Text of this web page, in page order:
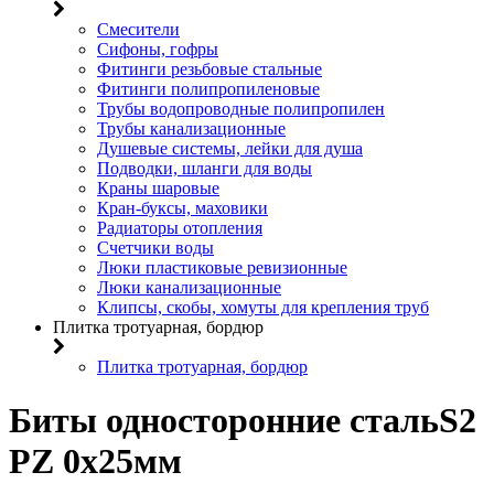
Смесители
Сифоны, гофры
Фитинги резьбовые стальные
Фитинги полипропиленовые
Трубы водопроводные полипропилен
Трубы канализационные
Душевые системы, лейки для душа
Подводки, шланги для воды
Краны шаровые
Кран-буксы, маховики
Радиаторы отопления
Счетчики воды
Люки пластиковые ревизионные
Люки канализационные
Клипсы, скобы, хомуты для крепления труб
Плитка тротуарная, бордюр
Плитка тротуарная, бордюр
Биты односторонние стальS2
PZ 0х25мм